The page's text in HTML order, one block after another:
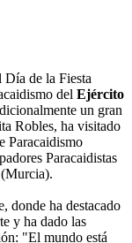
Día de la Fiesta
del Ejército
un gran
Robles, ha visitado
Paracaidismo
Paracaidistas
donde ha destacado
y ha dado las
"El mundo está